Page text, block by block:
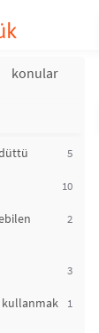
konular
5
10
2
3
kullanmak 1